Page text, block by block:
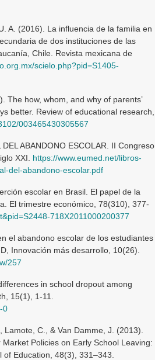
A. (2016). La influencia de la familia en
de dos instituciones de las
Chile. Revista mexicana de
scielo.php?pid=S1405-
The how, whom, and why of parents’
better. Review of educational research,
003465430305567
ABANDONO ESCOLAR. II Congreso
XXI. https://www.eumed.net/libros-
del-abandono-escolar.pdf
escolar en Brasil. El papel de la
El trimestre económico, 78(310), 377-
718X2011000200377
el abandono escolar de los estudiantes
Innovación más desarrollo, 10(26).
257
in school dropout among
15(1), 1-11.
0
C., & Van Damme, J. (2013).
Policies on Early School Leaving:
Education, 48(3), 331–343.